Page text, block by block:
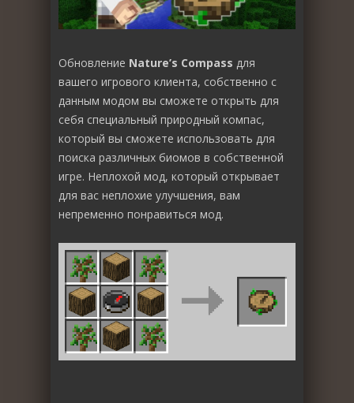
Обновление Nature’s Compass для
вашего игрового клиента, собственно с
данным модом вы сможете открыть для
себя специальный природный компас,
который вы сможете использовать для
поиска различных биомов в собственной
игре. Неплохой мод, который открывает
для вас неплохие улучшения, вам
непременно понравиться мод.